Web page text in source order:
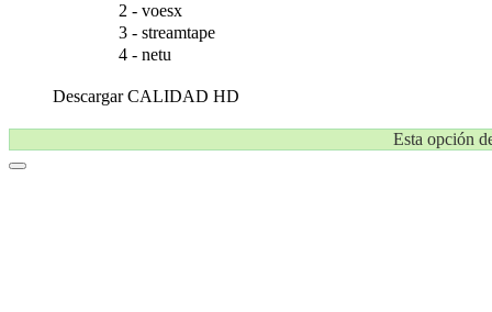
2 - voesx
3 - streamtape
4 - netu
DescargarCALIDAD HD
Esta opción